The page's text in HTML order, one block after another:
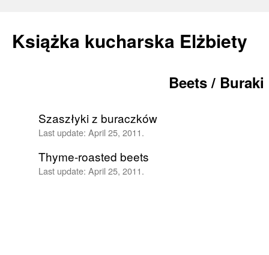
Książka kucharska Elżbiety
content
Beets / Buraki
Szaszłyki z buraczków
Last update: April 25, 2011.
Thyme-roasted beets
Last update: April 25, 2011.